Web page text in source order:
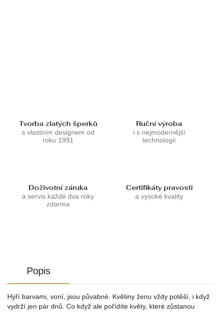
Tvorba zlatých šperků
s vlastním designem od
roku 1991
Ruční výroba
i s nejmodernější
technologií
Doživotní záruka
a servis každé dva roky
zdarma
Certifikáty pravosti
a vysoké kvality
Popis
Hýří barvami, voní, jsou půvabné. Květiny ženu vždy potěší, i když
vydrží jen pár dnů. Co když ale pořídíte květy, které zůstanou